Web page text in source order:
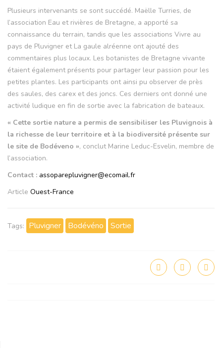
Plusieurs intervenants se sont succédé. Maëlle Turries, de
l’association Eau et rivières de Bretagne, a apporté sa
connaissance du terrain, tandis que les associations Vivre au
pays de Pluvigner et La gaule alréenne ont ajouté des
commentaires plus locaux. Les botanistes de Bretagne vivante
étaient également présents pour partager leur passion pour les
petites plantes. Les participants ont ainsi pu observer de près
des saules, des carex et des joncs. Ces derniers ont donné une
activité ludique en fin de sortie avec la fabrication de bateaux.
« Cette sortie nature a permis de sensibiliser les Pluvignois à
la richesse de leur territoire et à la biodiversité présente sur
le site de Bodéveno », conclut Marine Leduc-Esvelin, membre de
l’association.
Contact : assoparepluvigner@ecomail.fr
Article Ouest-France
Pluvigner Bodévéno Sortie